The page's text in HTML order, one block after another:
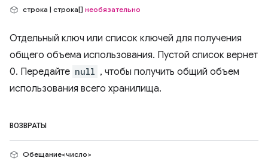
строка | строка[] необязательно
Отдельный ключ или список ключей для получения
общего объема использования. Пустой список вернет
0. Передайте null , чтобы получить общий объем
использования всего хранилища.
ВОЗВРАТЫ
Обещание<число>